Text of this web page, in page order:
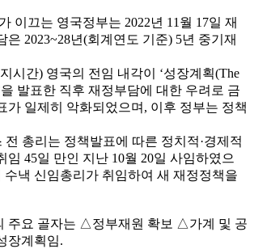
이끄는 영국정부는 2022년 11월 17일 재
은 2023~28년(회계연도 기준) 5년 중기재
시간) 영국의 전임 내각이 ‘성장계획(The
을 발표한 직후 재정부담에 대한 우려로 금
가 일제히 악화되었으며, 이후 정부는 정책
전 총리는 정책발표에 따른 정치적·경제적
임 45일 만인 지난 10월 20일 사임하였으
수낵 신임총리가 취임하여 새 재정정책을
주요 골자는 △정부재원 확보 △가계 및 공
장계획임.